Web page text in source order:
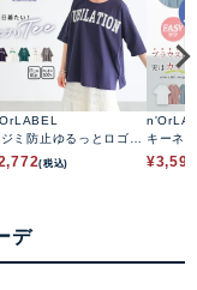
ミ防止ゆるっとロゴT
ツ
(税込)
キーネ
ソーシ
¥3,590
デ